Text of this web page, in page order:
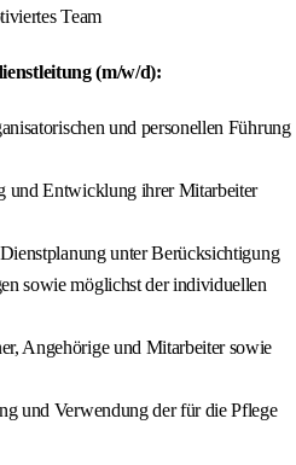
Team
(m/w/d):
und personellen Führung
und Entwicklung ihrer Mitarbeiter
unter Berücksichtigung
sowie möglichst der individuellen
Angehörige und Mitarbeiter sowie
und Verwendung der für die Pflege